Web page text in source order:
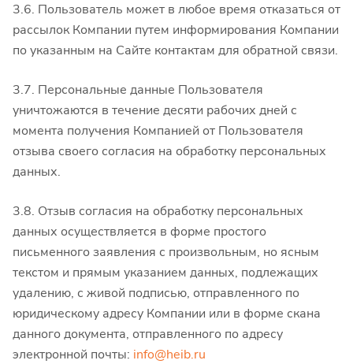
3.6. Пользователь может в любое время отказаться от
рассылок Компании путем информирования Компании
по указанным на Сайте контактам для обратной связи.
3.7. Персональные данные Пользователя
уничтожаются в течение десяти рабочих дней с
момента получения Компанией от Пользователя
отзыва своего согласия на обработку персональных
данных.
3.8. Отзыв согласия на обработку персональных
данных осуществляется в форме простого
письменного заявления с произвольным, но ясным
текстом и прямым указанием данных, подлежащих
удалению, с живой подписью, отправленного по
юридическому адресу Компании или в форме скана
данного документа, отправленного по адресу
электронной почты: info@heib.ru